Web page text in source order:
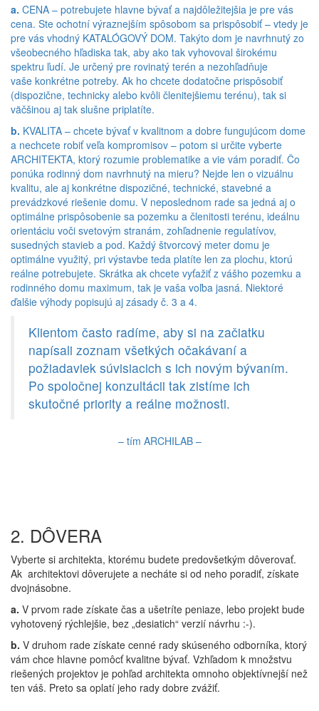
a. CENA – potrebujete hlavne bývať a najdôležitejšia je pre vás
cena. Ste ochotní výraznejším spôsobom sa prispôsobiť – vtedy je
pre vás vhodný KATALÓGOVÝ DOM. Takýto dom je navrhnutý zo
všeobecného hľadiska tak, aby ako tak vyhovoval širokému
spektru ľudí. Je určený pre rovinatý terén a nezohľadňuje
vaše konkrétne potreby. Ak ho chcete dodatočne prispôsobiť
(dispozične, technicky alebo kvôli členitejšiemu terénu), tak si
väčšinou aj tak slušne priplatíte.
b. KVALITA – chcete bývať v kvalitnom a dobre fungujúcom dome
a nechcete robiť veľa kompromisov – potom si určite vyberte
ARCHITEKTA, ktorý rozumie problematike a vie vám poradiť. Čo
ponúka rodinný dom navrhnutý na mieru? Nejde len o vizuálnu
kvalitu, ale aj konkrétne dispozičné, technické, stavebné a
prevádzkové riešenie domu. V neposlednom rade sa jedná aj o
optimálne prispôsobenie sa pozemku a členitosti terénu, ideálnu
orientáciu voči svetovým stranám, zohľadnenie regulatívov,
susedných stavieb a pod. Každý štvorcový meter domu je
optimálne využitý, pri výstavbe teda platíte len za plochu, ktorú
reálne potrebujete. Skrátka ak chcete vyťažiť z vášho pozemku a
rodinného domu maximum, tak je vaša voľba jasná. Niektoré
ďalšie výhody popisujú aj zásady č. 3 a 4.
Klientom často radíme, aby si na začiatku
napísali zoznam všetkých očakávaní a
požiadaviek súvisiacich s ich novým bývaním.
Po spoločnej konzultácii tak zistíme ich
skutočné priority a reálne možnosti.
– tím ARCHILAB –
2. DÔVERA
Vyberte si architekta, ktorému budete predovšetkým dôverovať.
Ak architektovi dôverujete a necháte si od neho poradiť, získate
dvojnásobne.
a. V prvom rade získate čas a ušetríte peniaze, lebo projekt bude
vyhotovený rýchlejšie, bez „desiatich“ verzií návrhu :-).
b. V druhom rade získate cenné rady skúseného odborníka, ktorý
vám chce hlavne pomôcť kvalitne bývať. Vzhľadom k množstvu
riešených projektov je pohľad architekta omnoho objektívnejší než
ten váš. Preto sa oplatí jeho rady dobre zvážiť.